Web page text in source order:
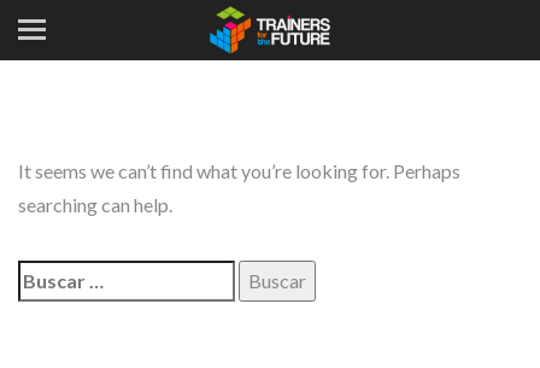
It seems we can’t find what you’re looking for. Perhaps
searching can help.
Buscar: